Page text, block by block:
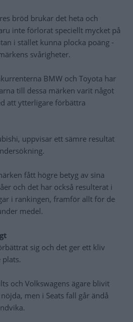
bröd brukar det heta och
inte förlorat speciellt mycket på
i stället kunna plocka poäng -
svårigheter.
BMW och Toyota har
till dessa märken varit något
att ytterligare förbättra
uppvisar ett sämre resultat
fått högre betyg av sina
och det har också resulterat i
i rankingen, framför allt för de
medel.
sig och det ger ett kliv
och Volkswagens ägare blivit
men i Seats fall går ändå